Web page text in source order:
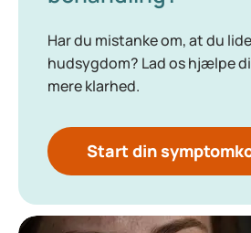
Har du mistanke om, at du
hudsygdom? Lad os hjælpe
mere klarhed.
Start din